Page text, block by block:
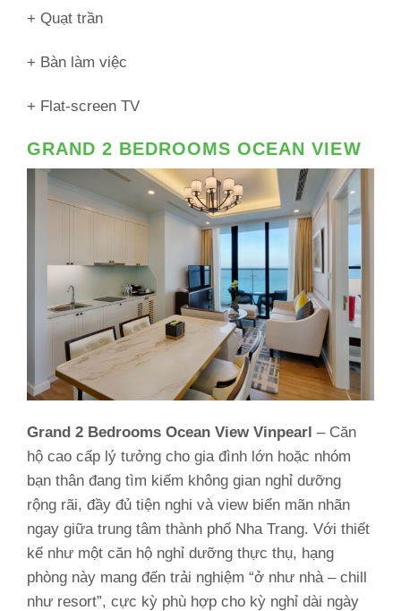
+ Quạt trần
+ Bàn làm việc
+ Flat-screen TV
GRAND 2 BEDROOMS OCEAN VIEW
Grand 2 Bedrooms Ocean View Vinpearl – Căn
hộ cao cấp lý tưởng cho gia đình lớn hoặc nhóm
bạn thân đang tìm kiếm không gian nghỉ dưỡng
rộng rãi, đầy đủ tiện nghi và view biển mãn nhãn
ngay giữa trung tâm thành phố Nha Trang. Với thiết
kế như một căn hộ nghỉ dưỡng thực thụ, hạng
phòng này mang đến trải nghiệm “ở như nhà – chill
như resort”, cực kỳ phù hợp cho kỳ nghỉ dài ngày